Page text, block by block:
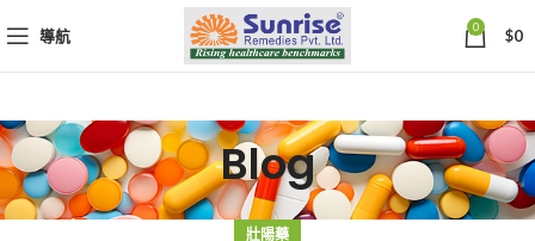
導航 0 $0
Blog
壯陽藥